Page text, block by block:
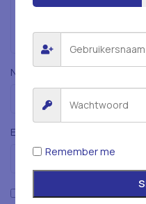
Naam *
E-mail
Mijn naam, e-
Remember me